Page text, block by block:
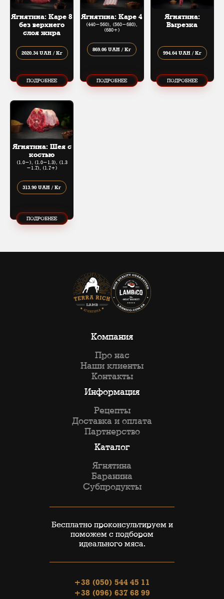
Ягнятина: Каре 8
без верхнего
слоя жира
2020.34 UAH / Кг
ПОДРОБНЕЕ
Ягнятина: Каре 4
(440​-​560), (560​-​680),
(680+)
869.06 UAH / Кг
ПОДРОБНЕЕ
Ягнятина:
Вырезка
994.64 UAH / Кг
ПОДРОБНЕЕ
Ягнятина: Шея с
костью
(1.0-), (1.0​-​1.3), (1.3​
-​1.7), (1.7+)
313.90 UAH / Кг
ПОДРОБНЕЕ
Компания
Про нас
Наши клиенты
Контакты
Информация
Рецепты
Доставка и оплата
Партнерство
Каталог
Ягнятина
Баранина
Субпродукты
Бесплатно проконсультируем и
поможем с подбором
идеального мяса.
+38 (050) 544 45 11
+38 (096) 637 68 99